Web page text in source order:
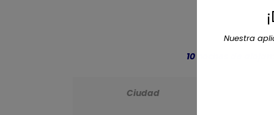
10 noches de
Ciudad
Nuestra